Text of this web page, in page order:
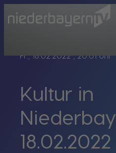
Fr., 18.02.2022, 20:01 Uhr
Kultur in
18.02.2022